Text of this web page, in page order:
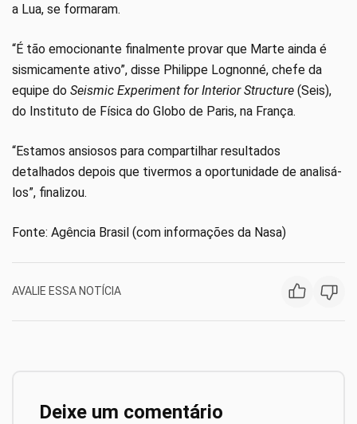
a Lua, se formaram.
“É tão emocionante finalmente provar que Marte ainda é
sismicamente ativo”, disse Philippe Lognonné, chefe da
equipe do Seismic Experiment for Interior Structure (Seis),
do Instituto de Física do Globo de Paris, na França.
“Estamos ansiosos para compartilhar resultados
detalhados depois que tivermos a oportunidade de analisá-
los”, finalizou.
Fonte: Agência Brasil (com informações da Nasa)
AVALIE ESSA NOTÍCIA
Deixe um comentário